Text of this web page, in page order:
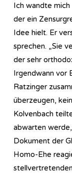
Ich wandte mich
der ein
Idee hielt. Er
sprechen. „Sie
der sehr
Irgendwann vor
Ratzinger
überzeugen,
Kolvenbach
abwarten
Dokument der
Homo-Ehe